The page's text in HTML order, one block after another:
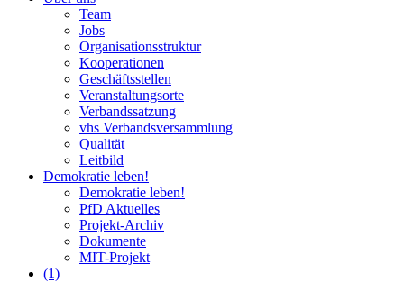
Team
Jobs
Organisationsstruktur
Kooperationen
Geschäftsstellen
Veranstaltungsorte
Verbandssatzung
vhs Verbandsversammlung
Qualität
Leitbild
Demokratie leben!
Demokratie leben!
PfD Aktuelles
Projekt-Archiv
Dokumente
MIT-Projekt
(1)